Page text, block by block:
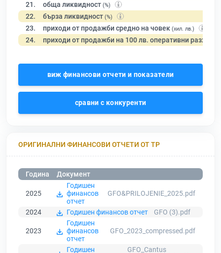
21. обща ликвидност (%)
22. бърза ликвидност (%)
23. приходи от продажби средно на човек (хил. лв.)
24. приходи от продажби на 100 лв. оперативни разходи
виж финансови отчети и показатели
сравни с конкуренти
ОРИГИНАЛНИ ФИНАНСОВИ ОТЧЕТИ ОТ ТР
Година Документ
2025
Годишен
финансов
отчет
GFO&PRILOJENIE_2025.pdf
2024 Годишен финансов отчет GFO (3).pdf
2023
Годишен
финансов
отчет
GFO_2023_compressed.pdf
Годишен
GFO_Cantus